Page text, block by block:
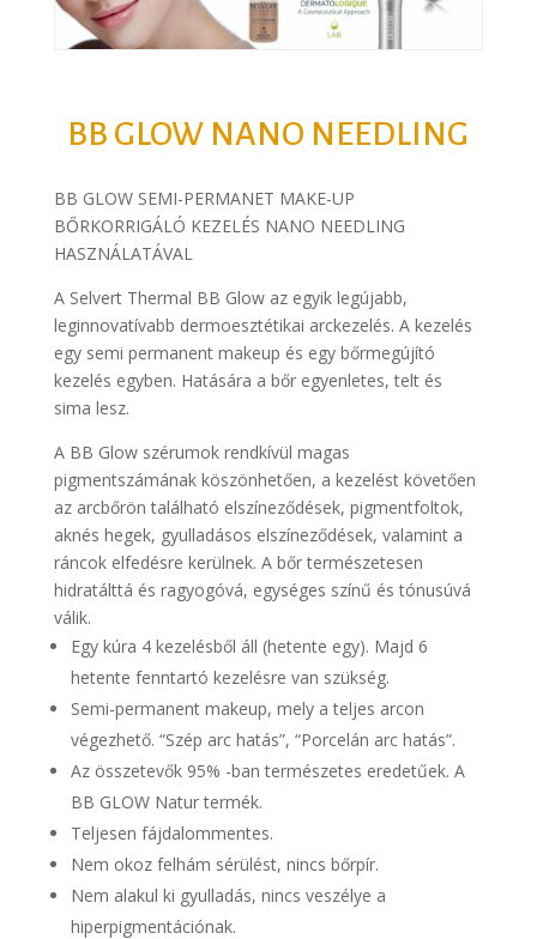
BB GLOW NANO NEEDLING
BB GLOW SEMI-PERMANET MAKE-UP
BŐRKORRIGÁLÓ KEZELÉS NANO NEEDLING
HASZNÁLATÁVAL
A Selvert Thermal BB Glow az egyik legújabb,
leginnovatívabb dermoesztétikai arckezelés. A kezelés
egy semi permanent makeup és egy bőrmegújító
kezelés egyben. Hatására a bőr egyenletes, telt és
sima lesz.
A BB Glow szérumok rendkívül magas
pigmentszámának köszönhetően, a kezelést követően
az arcbőrön található elszíneződések, pigmentfoltok,
aknés hegek, gyulladásos elszíneződések, valamint a
ráncok elfedésre kerülnek. A bőr természetesen
hidratálttá és ragyogóvá, egységes színű és tónusúvá
válik.
Egy kúra 4 kezelésből áll (hetente egy). Majd 6
hetente fenntartó kezelésre van szükség.
Semi-permanent makeup, mely a teljes arcon
végezhető. “Szép arc hatás”, “Porcelán arc hatás”.
Az összetevők 95% -ban természetes eredetűek. A
BB GLOW Natur termék.
Teljesen fájdalommentes.
Nem okoz felhám sérülést, nincs bőrpír.
Nem alakul ki gyulladás, nincs veszélye a
hiperpigmentációnak.